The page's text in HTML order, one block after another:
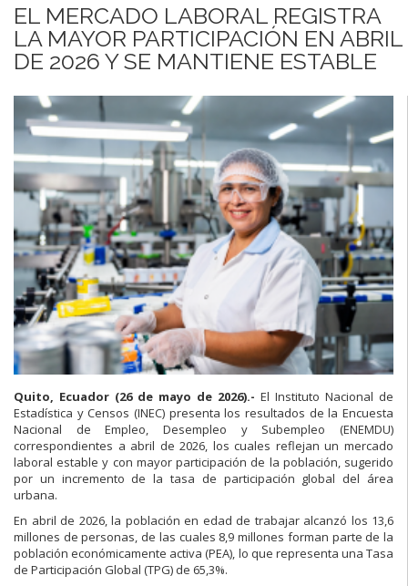
EL MERCADO LABORAL REGISTRA
LA MAYOR PARTICIPACIÓN EN ABRIL
DE 2026 Y SE MANTIENE ESTABLE
Quito, Ecuador (26 de mayo de 2026).- El Instituto Nacional de
Estadística y Censos (INEC) presenta los resultados de la Encuesta
Nacional de Empleo, Desempleo y Subempleo (ENEMDU)
correspondientes a abril de 2026, los cuales reflejan un mercado
laboral estable y con mayor participación de la población, sugerido
por un incremento de la tasa de participación global del área
urbana.
En abril de 2026, la población en edad de trabajar alcanzó los 13,6
millones de personas, de las cuales 8,9 millones forman parte de la
población económicamente activa (PEA), lo que representa una Tasa
de Participación Global (TPG) de 65,3%.